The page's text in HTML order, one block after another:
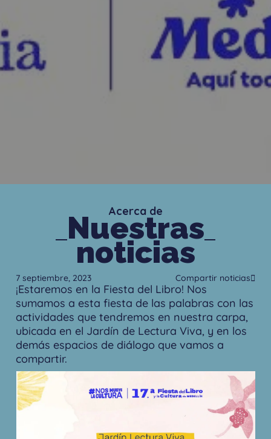
Acerca de
Nuestras
noticias
7 septiembre, 2023 Compartir noticias
¡Estaremos en la Fiesta del Libro! Nos
sumamos a esta fiesta de las palabras con las
actividades que tendremos en nuestra carpa,
ubicada en el Jardín de Lectura Viva, y en los
demás espacios de diálogo que vamos a
compartir.